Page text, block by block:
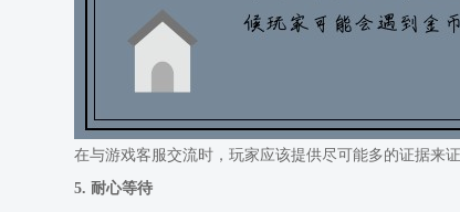
在与游戏客服交流时，玩家应该提供尽可能多的证据来
5. 耐心等待